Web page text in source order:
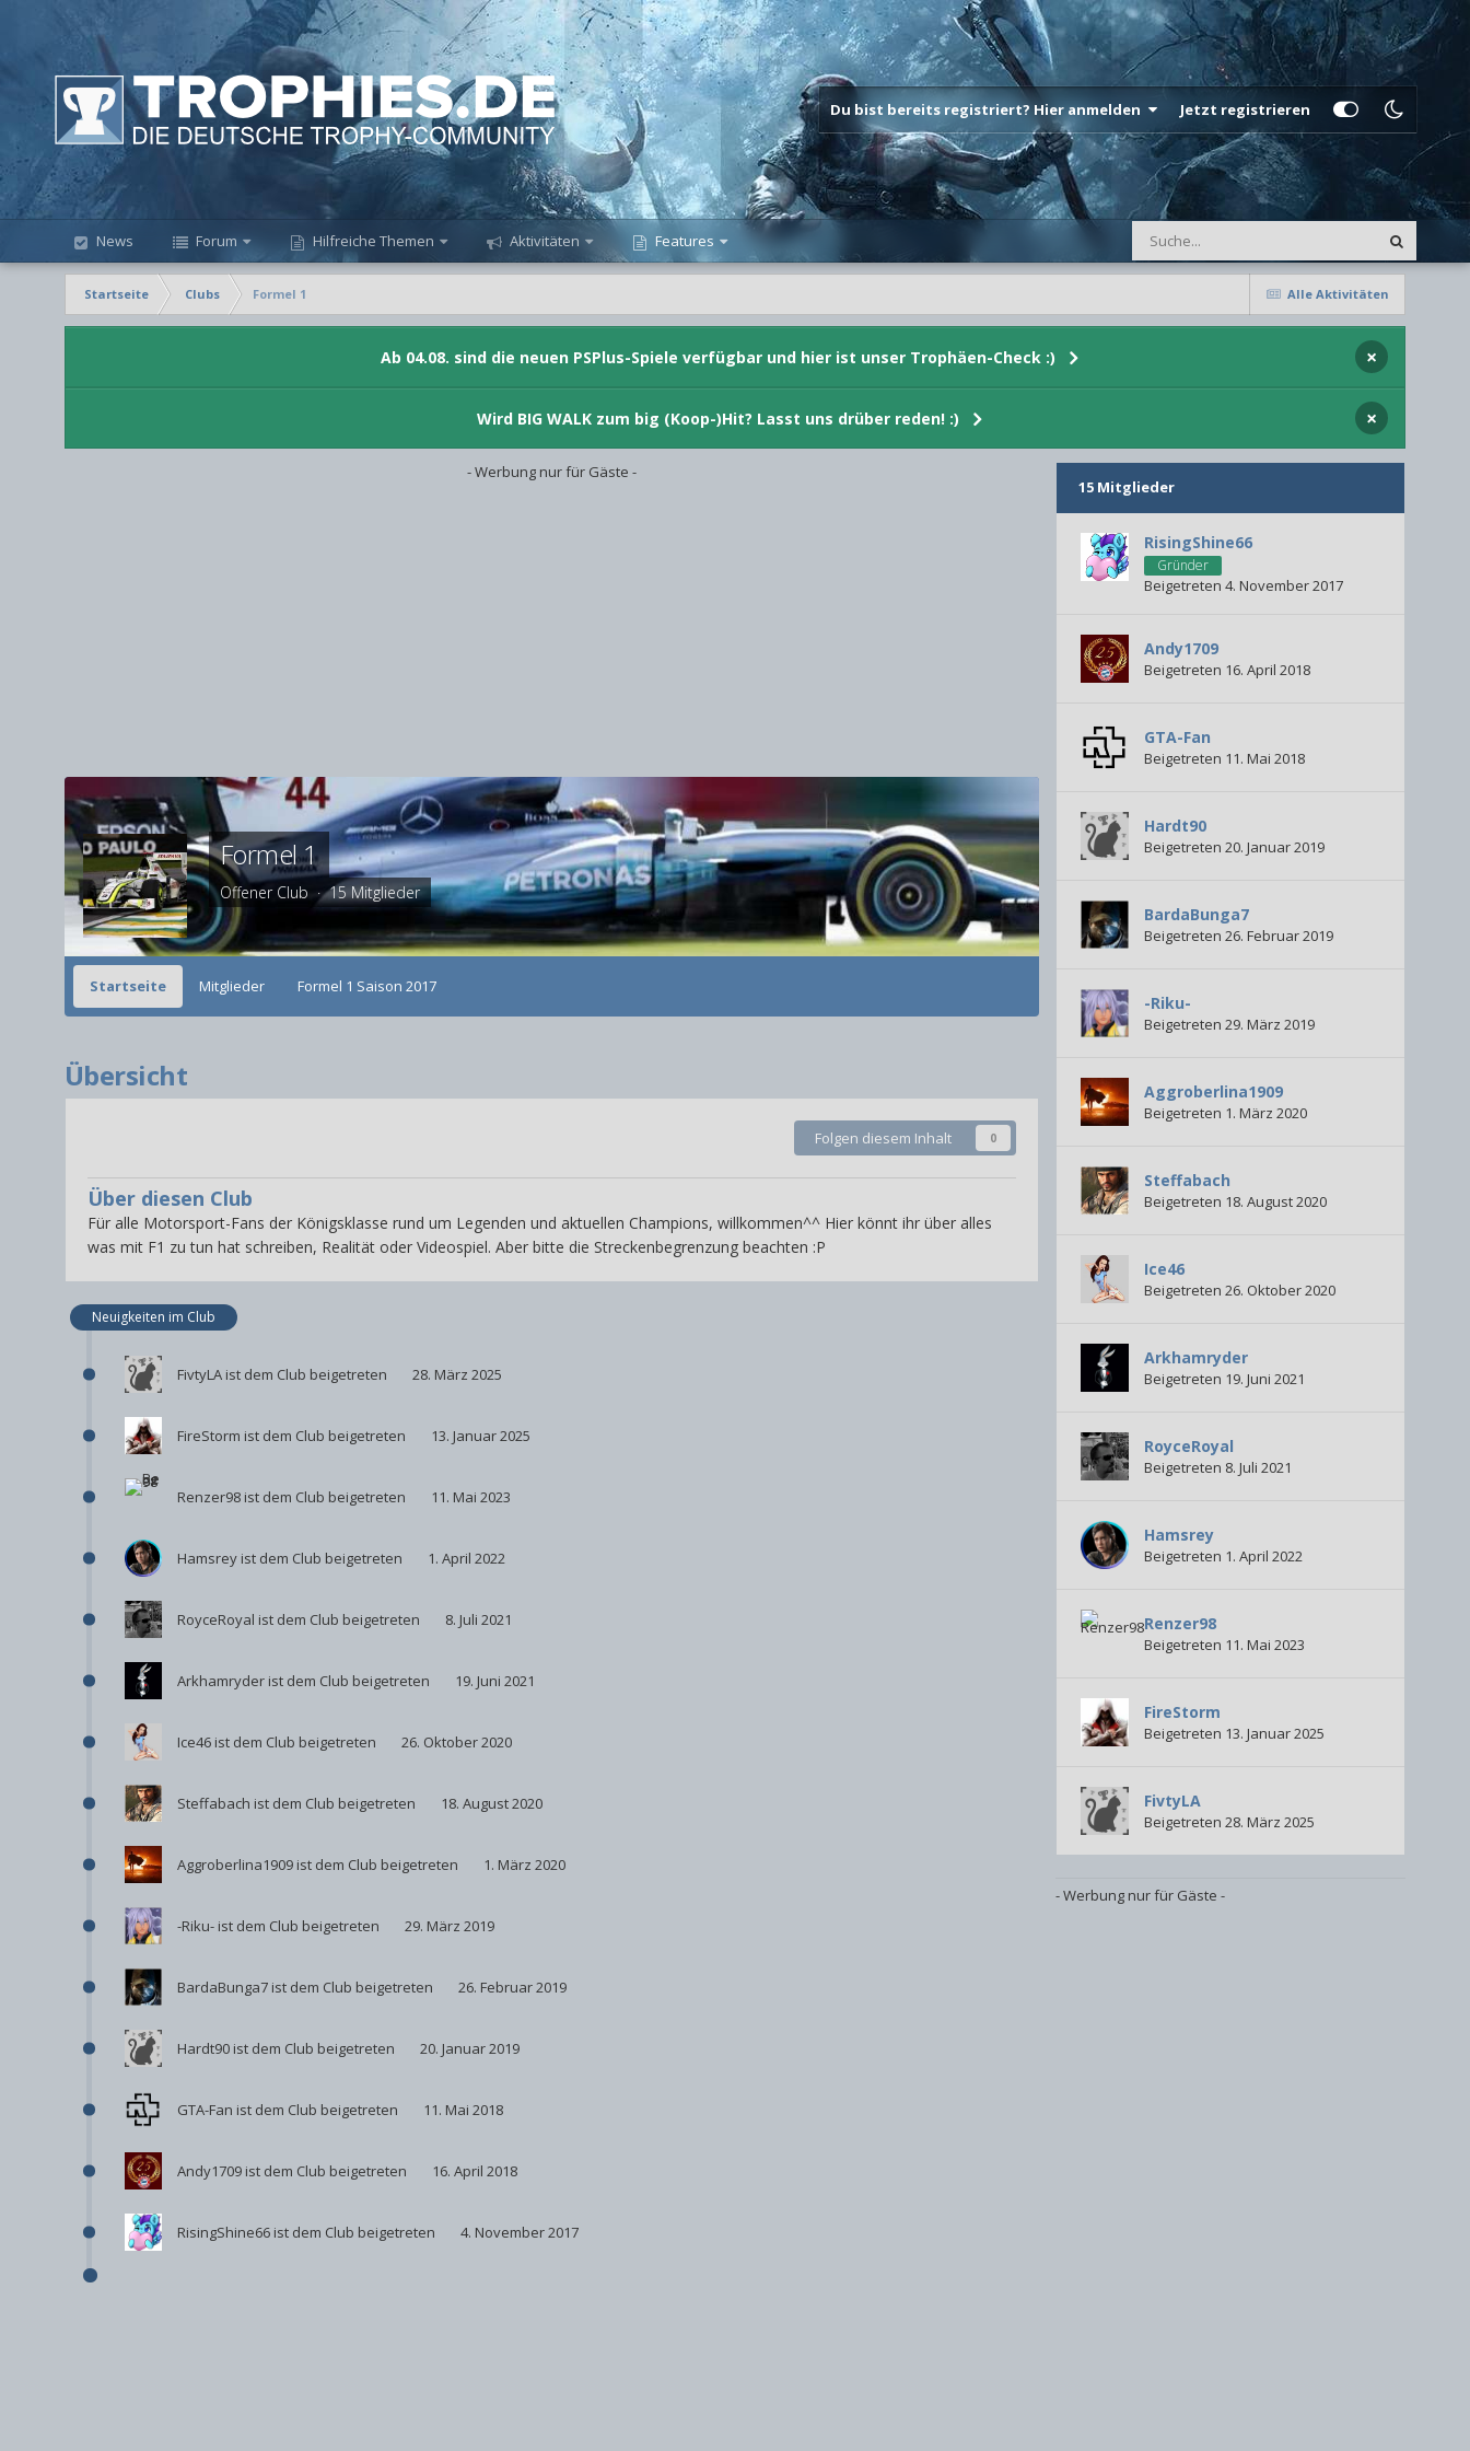
Du bist bereits registriert? Hier anmelden Jetzt registrieren
News Forum Hilfreiche Themen Aktivitäten Features
Alle Aktivitäten
Startseite Clubs Formel 1
Ab 04.08. sind die neuen PSPlus-Spiele verfügbar und hier ist unser Trophäen-Check :) ×
Wird BIG WALK zum big (Koop-)Hit? Lasst uns drüber reden! :) ×
- Werbung nur für Gäste -
Formel 1
Offener Club · 15 Mitglieder
Startseite Mitglieder Formel 1 Saison 2017
Übersicht
Folgen diesem Inhalt 0
Über diesen Club
Für alle Motorsport-Fans der Königsklasse rund um Legenden und aktuellen Champions, willkommen^^ Hier könnt ihr über alles
was mit F1 zu tun hat schreiben, Realität oder Videospiel. Aber bitte die Streckenbegrenzung beachten :P
Neuigkeiten im Club
FivtyLAist dem Club beigetreten 28. März 2025
FireStorm ist dem Club beigetreten 13. Januar 2025
Renzer98ist dem Club beigetreten 11. Mai 2023
Hamsreyist dem Club beigetreten 1. April 2022
RoyceRoyal ist dem Club beigetreten 8. Juli 2021
Arkhamryderist dem Club beigetreten 19. Juni 2021
Ice46ist dem Club beigetreten 26. Oktober 2020
Steffabach ist dem Club beigetreten 18. August 2020
Aggroberlina1909ist dem Club beigetreten 1. März 2020
-Riku-ist dem Club beigetreten 29. März 2019
BardaBunga7ist dem Club beigetreten 26. Februar 2019
Hardt90ist dem Club beigetreten 20. Januar 2019
GTA-Fan ist dem Club beigetreten 11. Mai 2018
Andy1709ist dem Club beigetreten 16. April 2018
RisingShine66ist dem Club beigetreten 4. November 2017
15 Mitglieder
RisingShine66
Gründer
Beigetreten 4. November 2017
Andy1709
Beigetreten 16. April 2018
GTA-Fan
Beigetreten 11. Mai 2018
Hardt90
Beigetreten 20. Januar 2019
BardaBunga7
Beigetreten 26. Februar 2019
-Riku-
Beigetreten 29. März 2019
Aggroberlina1909
Beigetreten 1. März 2020
Steffabach
Beigetreten 18. August 2020
Ice46
Beigetreten 26. Oktober 2020
Arkhamryder
Beigetreten 19. Juni 2021
RoyceRoyal
Beigetreten 8. Juli 2021
Hamsrey
Beigetreten 1. April 2022
Renzer98
Beigetreten 11. Mai 2023
FireStorm
Beigetreten 13. Januar 2025
FivtyLA
Beigetreten 28. März 2025
- Werbung nur für Gäste -